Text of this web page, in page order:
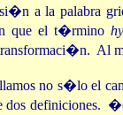
a la palabra
que el t�rmino
Al
no s�lo el
dos definiciones.